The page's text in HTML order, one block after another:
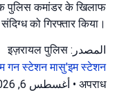
पुलिस कमांडर के खिलाफ
को गिरफ्तार किया।
المصدر: इज़रायल पुलिस
गन स्टेशनमासु'इम स्टेशन
अपराध
• أغسطس 6, 2026 at 1:48 م